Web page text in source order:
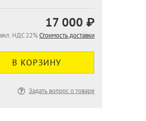
17 000 ₽
вкл. НДС 22%Стоимость доставки
Задать вопрос о товаре